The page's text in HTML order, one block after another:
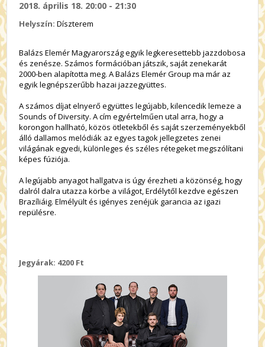
2018. április 18. 20:00 - 21:30
Helyszín:Díszterem
Balázs Elemér Magyarország egyik legkeresettebb jazzdobosa
és zenésze. Számos formációban játszik, saját zenekarát
2000-ben alapította meg. A Balázs Elemér Group ma már az
egyik legnépszerűbb hazai jazzegyüttes.
A számos díjat elnyerő együttes legújabb, kilencedik lemeze a
Sounds of Diversity. A cím egyértelműen utal arra, hogy a
korongon hallható, közös ötletekből és saját szerzeményekből
álló dallamos melódiák az egyes tagok jellegzetes zenei
világának egyedi, különleges és széles rétegeket megszólítani
képes fúziója.
A legújabb anyagot hallgatva is úgy érezheti a közönség, hogy
dalról dalra utazza körbe a világot, Erdélytől kezdve egészen
Brazíliáig. Elmélyült és igényes zenéjük garancia az igazi
repülésre.
Jegyárak: 4200 Ft